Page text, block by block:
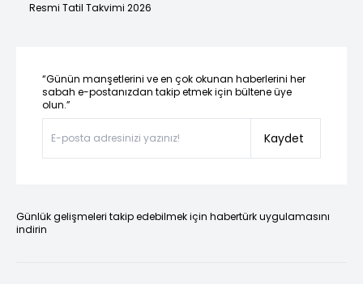
Resmi Tatil Takvimi 2026
“Günün manşetlerini ve en çok okunan haberlerini her
sabah e-postanızdan takip etmek için bültene üye
olun.”
Kaydet
Günlük gelişmeleri takip edebilmek için habertürk uygulamasını
indirin